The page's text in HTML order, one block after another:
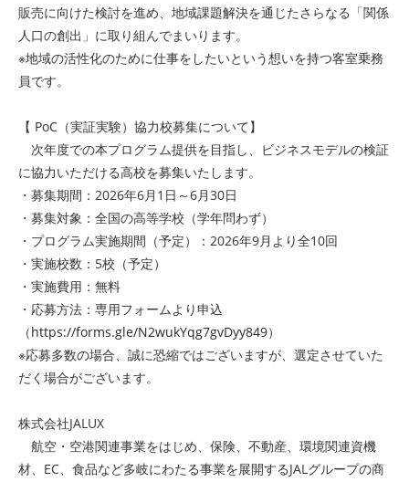
販売に向けた検討を進め、地域課題解決を通じたさらなる「関係
人口の創出」に取り組んでまいります。
※地域の活性化のために仕事をしたいという想いを持つ客室乗務
員です。
【 PoC（実証実験）協力校募集について】
次年度での本プログラム提供を目指し、ビジネスモデルの検証
に協力いただける高校を募集いたします。
・募集期間：2026年6月1日～6月30日
・募集対象：全国の高等学校（学年問わず）
・プログラム実施期間（予定）：2026年9月より全10回
・実施校数：5校（予定）
・実施費用：無料
・応募方法：専用フォームより申込
（https://forms.gle/N2wukYqg7gvDyy849）
※応募多数の場合、誠に恐縮ではございますが、選定させていた
だく場合がございます。
株式会社JALUX
航空・空港関連事業をはじめ、保険、不動産、環境関連資機
材、EC、食品など多岐にわたる事業を展開するJALグループの商